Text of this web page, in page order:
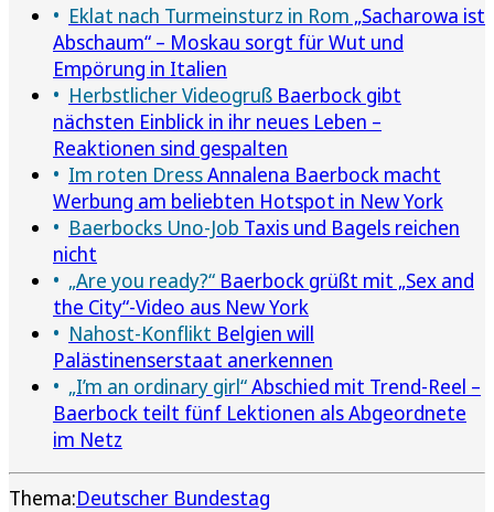
Eklat nach Turmeinsturz in Rom „Sacharowa ist
Abschaum“ – Moskau sorgt für Wut und
Empörung in Italien
Herbstlicher Videogruß Baerbock gibt
nächsten Einblick in ihr neues Leben –
Reaktionen sind gespalten
Im roten DressAnnalena Baerbock macht
Werbung am beliebten Hotspot in New York
Baerbocks Uno-Job Taxis und Bagels reichen
nicht
„Are you ready?“ Baerbock grüßt mit „Sex and
the City“-Video aus New York
Nahost-Konflikt Belgien will
Palästinenserstaat anerkennen
„I’m an ordinary girl“Abschied mit Trend-Reel –
Baerbock teilt fünf Lektionen als Abgeordnete
im Netz
Thema:Deutscher Bundestag